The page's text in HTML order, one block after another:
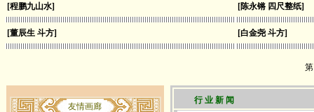
[程鹏九山水] [陈永锵 四尺整纸]
[董辰生 斗方] [白金尧 斗方]
友情画廊
行 业 新 闻